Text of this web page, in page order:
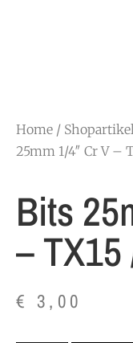
Home /
25mm 1/4″ Cr V –
Bits
–
€ 3,00